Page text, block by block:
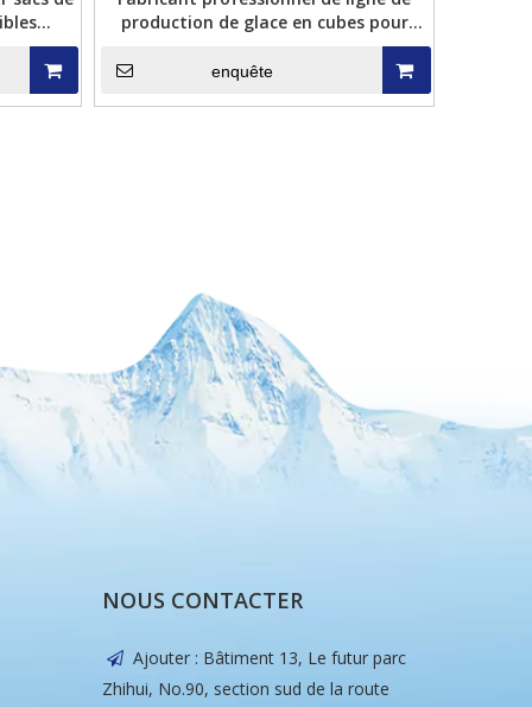
à
production de glace en cubes pour
enquête
NOUS CONTACTER
 Ajouter : Bâtiment 13, Le futur parc
Zhihui, No.90, section sud de la route